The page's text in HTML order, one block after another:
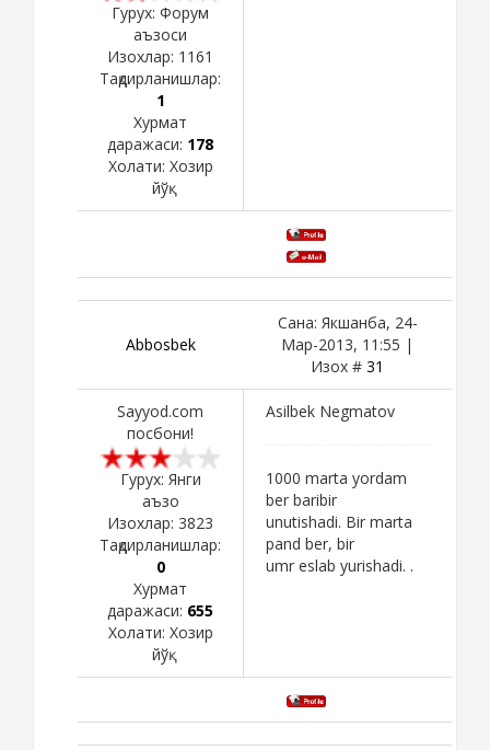
Гурух: Форум
аъзоси
Изохлар: 1161
Тақдирланишлар:
1
Хурмат
даражаси: 178
Холати: Хозир
йўқ
Abbosbek
Сана: Якшанба, 24-
Мар-2013, 11:55 |
Изох # 31
Sayyod.com
посбони!
Гурух: Янги
аъзо
Изохлар: 3823
Тақдирланишлар:
0
Хурмат
даражаси: 655
Холати: Хозир
йўқ
Asilbek Negmatov
1000 marta yordam
ber baribir
unutishadi. Bir marta
pand ber, bir
umr eslab yurishadi. .